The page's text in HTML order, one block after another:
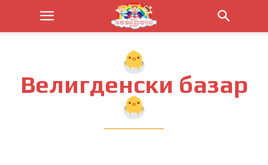
Велигденски базар